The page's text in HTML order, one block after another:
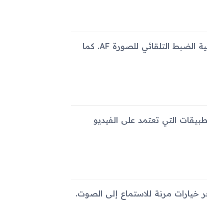
يحتوي الجهاز على كاميرا واحدة خلفية بدقة 3.15 ميجابيكسل مع إمكانية الضبط التلقائي للصورة AF. كما
التي تعتمد على الفيديو